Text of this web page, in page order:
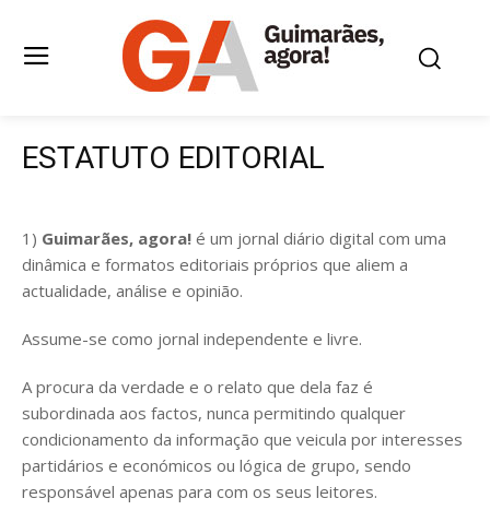
ESTATUTO EDITORIAL
1) Guimarães, agora! é um jornal diário digital com uma
dinâmica e formatos editoriais próprios que aliem a
actualidade, análise e opinião.
Assume-se como jornal independente e livre.
A procura da verdade e o relato que dela faz é
subordinada aos factos, nunca permitindo qualquer
condicionamento da informação que veicula por interesses
partidários e económicos ou lógica de grupo, sendo
responsável apenas para com os seus leitores.